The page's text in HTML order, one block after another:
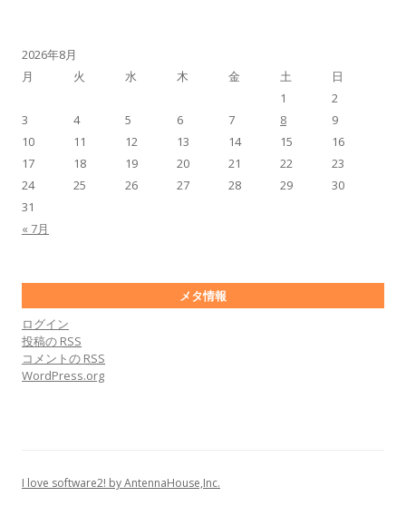
2026年8月
月
火 水 木 金 土 日
« 7月
1
2
3
4 5 6 7 8
9
10
11 12 13 14 15
16
17
18 19 20 21 22
23
24
25 26 27 28 29
30
31
メタ情報
ログイン
投稿の RSS
コメントの RSS
WordPress.org
I love software2! by AntennaHouse,Inc.